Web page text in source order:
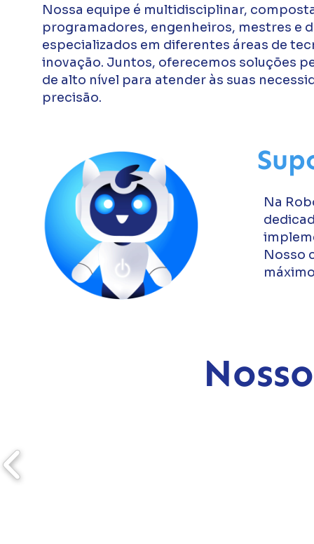
Nossa equipe é multidisciplinar,
programadores, engenheiros, mestres e
especializados em diferentes áreas de
inovação. Juntos, oferecemos soluções
de alto nível para atender às suas
precisão.
Na
Nosso